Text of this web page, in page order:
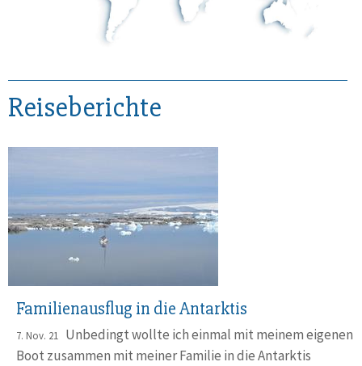
Reiseberichte
Familienausflug in die Antarktis
7. Nov. 21 Unbedingt wollte ich einmal mit meinem eigenen
Boot zusammen mit meiner Familie in die Antarktis